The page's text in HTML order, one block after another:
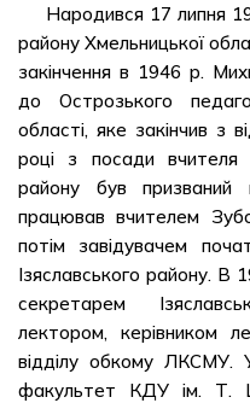
Народився 17 липня
району Хмельницької
закінчення в 1946 р.
до Острозького
області, яке закінчив
році з посади
району був призваний
працював вчителем
потім завідувачем
Ізяславського району.
секретарем
лектором, керівником
відділу обкому ЛКСМУ.
факультет КДУ ім. Т.